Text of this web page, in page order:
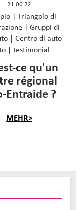
21.06.22
| Triangolo di
| Gruppi di
| Centro di auto-
| testimonial
ce qu'un
régional
Entraide ?
MEHR>